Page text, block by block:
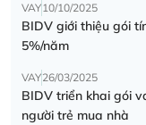
VAY10/10/2025
BIDV giới thiệu gói
5%/năm
VAY26/03/2025
BIDV triển khai gói
người trẻ mua nhà